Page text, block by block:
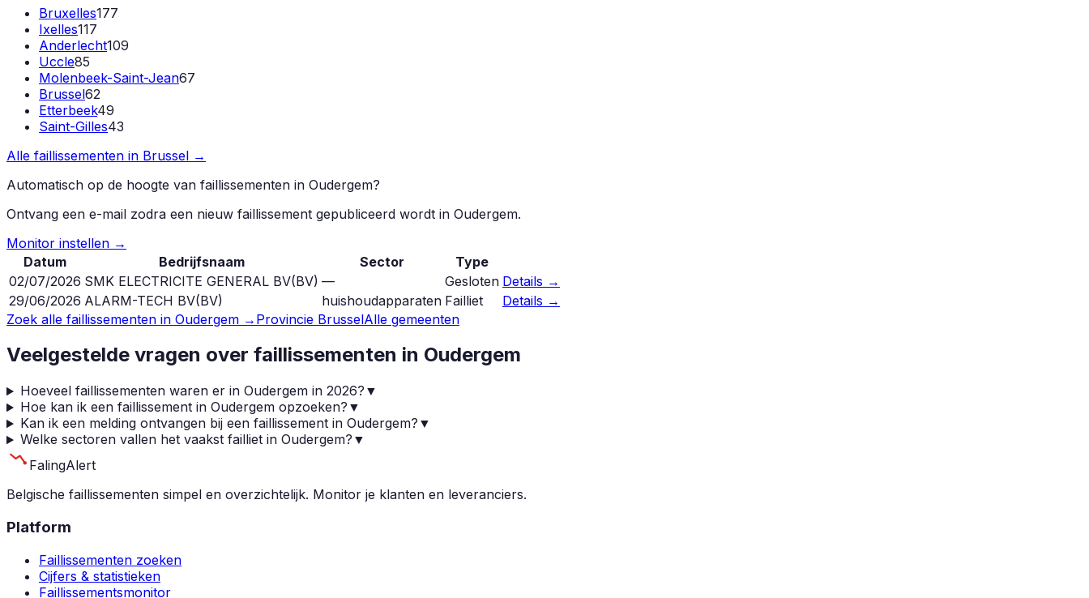
Bruxelles177
Ixelles117
Anderlecht109
Uccle85
Molenbeek-Saint-Jean67
Brussel62
Etterbeek49
Saint-Gilles43
Alle faillissementen in Brussel →
Automatisch op de hoogte van faillissementen in Oudergem?
Ontvang een e-mail zodra een nieuw faillissement gepubliceerd wordt in Oudergem.
Monitor instellen →
Datum
Bedrijfsnaam Sector
Type
02/07/2026 SMK ELECTRICITE GENERAL BV(BV) — Gesloten Details →
29/06/2026 ALARM-TECH BV(BV) huishoudapparaten Failliet
Details →
Zoek alle faillissementen in Oudergem → Provincie BrusselAlle gemeenten
Veelgestelde vragen over faillissementen in Oudergem
Hoeveel faillissementen waren er in Oudergem in 2026? ▼
Hoe kan ik een faillissement in Oudergem opzoeken? ▼
Kan ik een melding ontvangen bij een faillissement in Oudergem? ▼
Welke sectoren vallen het vaakst failliet in Oudergem? ▼
FalingAlert
Belgische faillissementen simpel en overzichtelijk. Monitor je klanten en leveranciers.
Platform
Faillissementen zoeken
Cijfers & statistieken
Faillissementsmonitor